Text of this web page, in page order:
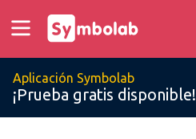
Aplicación Symbolab
¡Prueba gratis disponible!